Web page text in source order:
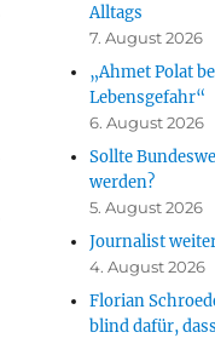
Alltags
7. August 2026
„Ahmet Polat
Lebensgefahr“
6. August 2026
Sollte
werden?
5. August 2026
Journalist
4. August 2026
Florian
blind dafür,